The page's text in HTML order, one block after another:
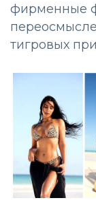
фирменные
тигровых